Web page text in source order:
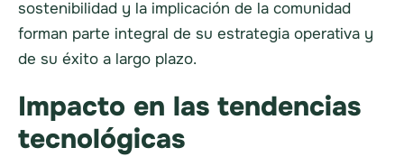
sostenibilidad y la implicación de la comunidad
forman parte integral de su estrategia operativa y
de su éxito a largo plazo.
Impacto en las tendencias
tecnológicas